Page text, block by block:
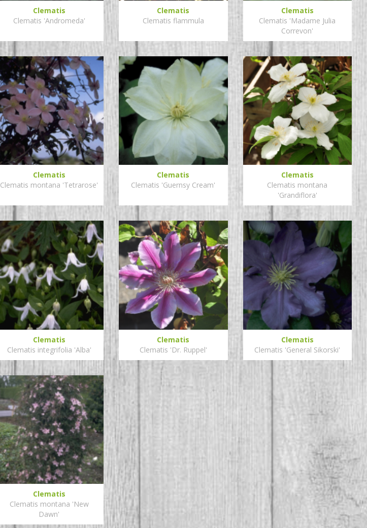
Clematis
Clematis 'Andromeda'
Clematis
Clematis flammula
Clematis
Clematis 'Madame Julia
Correvon'
Clematis
Clematis montana 'Tetrarose'
Clematis
Clematis 'Guernsy Cream'
Clematis
Clematis montana
'Grandiflora'
Clematis
Clematis integrifolia 'Alba'
Clematis
Clematis 'Dr. Ruppel'
Clematis
Clematis 'General Sikorski'
Clematis
Clematis montana 'New
Dawn'